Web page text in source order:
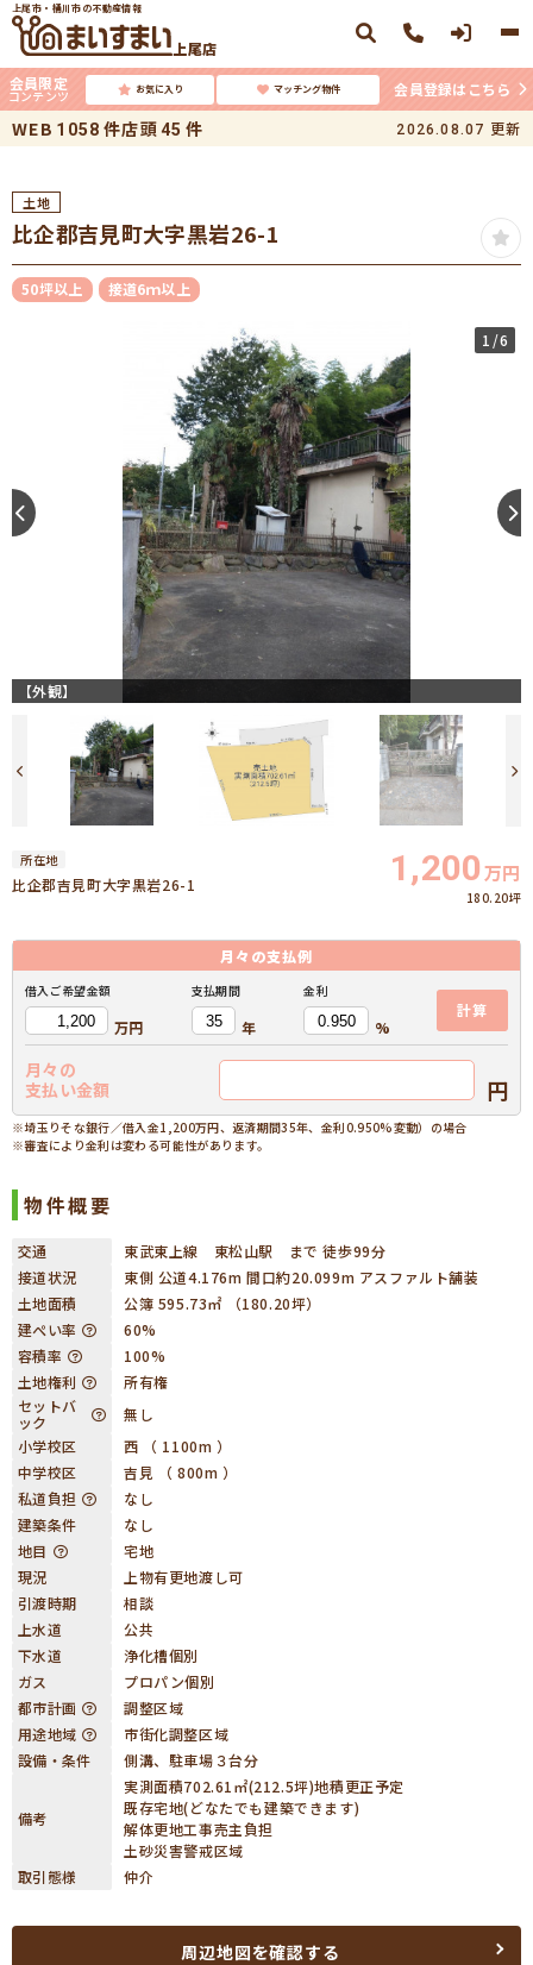
上尾市・桶川市の不動産情報
上尾店
会員限定
コンテンツ お気に入り マッチング物件 会員登録はこちら
WEB 1058 件店頭45 件 2026.08.07 更新
土地
比企郡吉見町大字黒岩26-1
50坪以上 接道6ｍ以上
1 /6
【外観】
所在地
比企郡吉見町大字黒岩26-1 1,200万円
180.20坪
月々の支払例
借入ご希望金額
万円
支払期間
年
金利
%
計算
月々の
支払い金額
円
※埼玉りそな銀行／借入金1,200万円、返済期間35年、金利0.950%変動）の場合
※審査により金利は変わる可能性があります。
物件概要
交通
東武東上線 東松山駅 まで 徒歩99分
接道状況
東側 公道4.176m 間口約20.099m アスファルト舗装
土地面積
公簿 595.73㎡ （180.20坪）
建ぺい率
60%
容積率
100%
土地権利
所有権
セットバ
ック
無し
小学校区
西 （ 1100m ）
中学校区
吉見 （ 800m ）
私道負担
なし
建築条件
なし
地目
宅地
現況
上物有更地渡し可
引渡時期
相談
上水道
公共
下水道
浄化槽個別
ガス
プロパン個別
都市計画
調整区域
用途地域
市街化調整区域
設備・条件
側溝、駐車場３台分
備考
実測面積702.61㎡(212.5坪)地積更正予定
既存宅地(どなたでも建築できます)
解体更地工事売主負担
土砂災害警戒区域
取引態様
仲介
周辺地図を確認する